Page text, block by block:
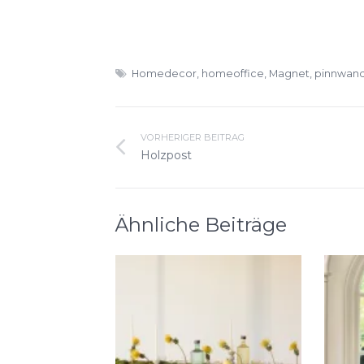
Homedecor, homeoffice Magnet
VORHERIGER BEITRAG
Holzpost
Ähnliche Beiträge